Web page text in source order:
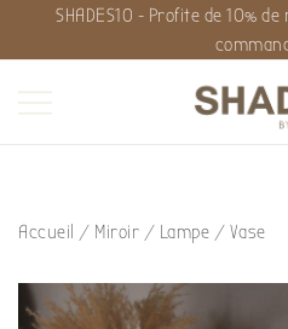
SHADES10 - Profite de 10%
Accueil / Miroir / Lampe / Vase